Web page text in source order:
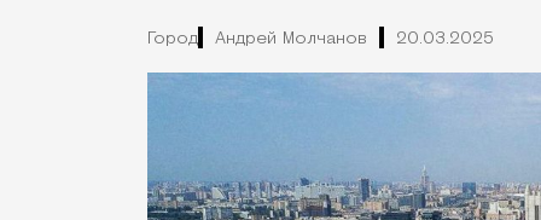
Город Андрей Молчанов 20.03.2025